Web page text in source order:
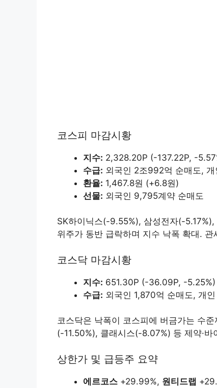
코스피 마감시황
지수: 2,328.20P (-137.22P, -
수급: 외국인 2조992억 순매도,
환율: 1,467.8원 (+6.8원)
선물: 외국인 9,795계약 순매도
SK하이닉스(-9.55%), 삼성전자(-
위주가 동반 급락하며 지수 낙폭 확대.
코스닥 마감시황
지수: 651.30P (-36.09P, -5.25%)
수급: 외국인 1,870억 순매도, 개
코스닥은 낙폭이 코스피에 버금가는 수
(-11.50%), 클래시스(-8.07%) 등 제약·
상한가 및 급등주 요약
에르코스 +29.99%, 원티드랩